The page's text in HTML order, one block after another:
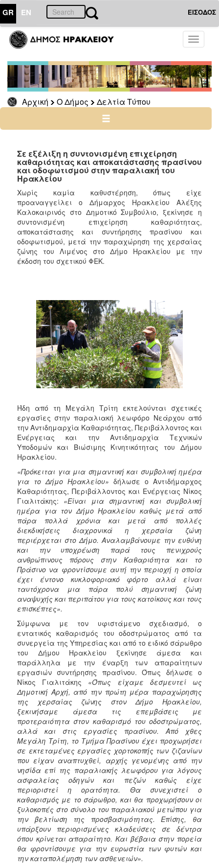
GR EN ΕΙΣΟΔΟΣ
Toggle
Αρχική Ο Δήμος Δελτία Τύπου
ΔΗΜΟΣ
Δελτία
Τύπου
Αρχείο
ΠΟΛΙΤΙΣΜΟΣ
ΑΝΘΕΚΤΙΚΗ
ΠΟΛΗ
Σε εξέλιξη η συντονισμένη επιχείρηση
καθαριότητας και αποκατάστασης πρασίνου
και οδοφωτισμού στην παραλιακή του
Ηρακλείου
Χωρίς καμία καθυστέρηση, όπως είχε
προαναγγείλει ο Δήμαρχος Ηρακλείου Αλέξης
Καλοκαιρινός στο Δημοτικό Συμβούλιο, ξεκίνησε η
συντονισμένη επιχείρηση καθαριότητας,
αποκατάστασης και συντήρησης πρασίνου και
οδοφωτισμού, μετά την παραχώρηση της χερσαίας
ζώνης του Λιμένος στο Δήμο Ηρακλείου με την
έκδοση του σχετικού ΦΕΚ.
Ήδη από τη Μεγάλη Τρίτη εκτελούνται σχετικές
εργασίες στην παραλιακή λεωφόρο Νεάρχου από
την Αντιδημαρχία Καθαριότητας, Περιβάλλοντος και
Ενέργειας και την Αντιδημαρχία Τεχνικών
Υποδομών και Βιώσιμης Κινητικότητας του Δήμου
Ηρακλείου.
«Πρόκειται για μια σημαντική και συμβολική ημέρα
για το Δήμο Ηρακλείου» δήλωσε ο Αντιδήμαρχος
Καθαριότητας, Περιβάλλοντος και Ενέργειας Νίκος
Γιαλιτάκης: «Είναι μια σημαντική και συμβολική
ημέρα για τον Δήμο Ηρακλείου καθώς μετά από
πάρα πολλά χρόνια και μετά από πολλές
διεκδικήσεις διαχρονικά η χερσαία ζώνη
περιέρχεται στο Δήμο. Αναλαμβάνουμε την ευθύνη
και την υποχρέωση παρά τους πενιχρούς
ανθρώπινους πόρους στην Καθαριότητα και το
Πράσινο να φροντίσουμε αυτή την περιοχή η οποία
έχει έντονο κυκλοφοριακό φόρτο αλλά είναι
ταυτόχρονα μια πάρα πολύ σημαντική ζώνη
αναψυχής και περιπάτου για τους κατοίκους και τους
επισκέπτες».
Σύμφωνα με τον υφιστάμενο σχεδιασμό, ο
εντατικός καθαρισμός του οδοστρώματος από τα
συνεργεία της Υπηρεσίας και από το ειδικό σάρωθρο
του Δήμου Ηρακλείου ξεκίνησε άμεσα και
παράλληλα με την έναρξη των απαραίτητων
εργασιών συντήρησης πρασίνου. Όπως δήλωσε ο
Νίκος Γιαλιτάκης «Όπως είχαμε δεσμευτεί ως
Δημοτική Αρχή, από την πρώτη μέρα παραχώρησης
της χερσαίας ζώνης στον Δήμο Ηρακλείου,
ξεκινήσαμε άμεσα τις επεμβάσεις με
προτεραιότητα στον καθαρισμό του οδοστρώματος,
αλλά και στις εργασίες πρασίνου. Από χθες
Μεγάλη Τρίτη, το Τμήμα Πρασίνου έχει προχωρήσει
σε εκτεταμένες εργασίες χορτοκοπής των ζιζανίων
που είχαν αναπτυχθεί, αρχής γενομένης από την
νησίδα επί της παραλιακής λεωφόρου για λόγους
ασφαλείας οδηγών και πεζών καθώς είχε
περιοριστεί η ορατότητα.
Θα συνεχιστεί ο
καθαρισμός με το σάρωθρο, και θα προχωρήσουν οι
ξυλοκοπές στο σύνολο του παραλιακού μετώπου για
την βελτίωση της προσβασιμότητας. Επίσης, θα
υπάρξουν περιορισμένες κλαδεύσεις σε δέντρα
όπου κρίνεται απαραίτητο. Και βέβαια στην πορεία
θα φροντίσουμε για την ευρωστία των φυτών και
την καταπολέμηση των ασθενειών».